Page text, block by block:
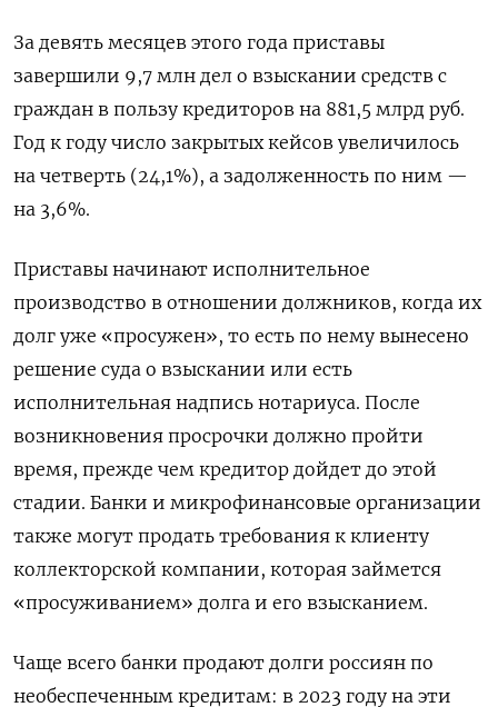
За девять месяцев этого года приставы
завершили 9,7 млн дел о взыскании средств с
граждан в пользу кредиторов на 881,5 млрд руб.
Год к году число закрытых кейсов увеличилось
на четверть (24,1%), а задолженность по ним —
на 3,6%.
Приставы начинают исполнительное
производство в отношении должников, когда их
долг уже «просужен», то есть по нему вынесено
решение суда о взыскании или есть
исполнительная надпись нотариуса. После
возникновения просрочки должно пройти
время, прежде чем кредитор дойдет до этой
стадии. Банки и микрофинансовые организации
также могут продать требования к клиенту
коллекторской компании, которая займется
«просуживанием» долга и его взысканием.
Чаще всего банки продают долги россиян по
необеспеченным кредитам: в 2023 году на эти